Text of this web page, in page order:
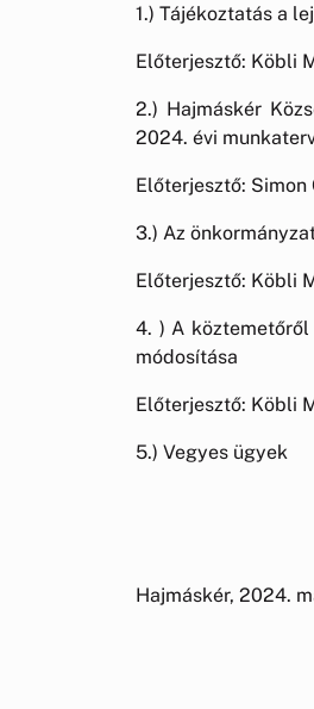
1.) Tájékoztatás a
Előterjesztő: Köbli
2.) Hajmáskér
2024. évi
Előterjesztő:
3.) Az
Előterjesztő: Köbli
4. ) A
módosítása
Előterjesztő: Köbli
5.) Vegyes ügyek
Hajmáskér, 2024.